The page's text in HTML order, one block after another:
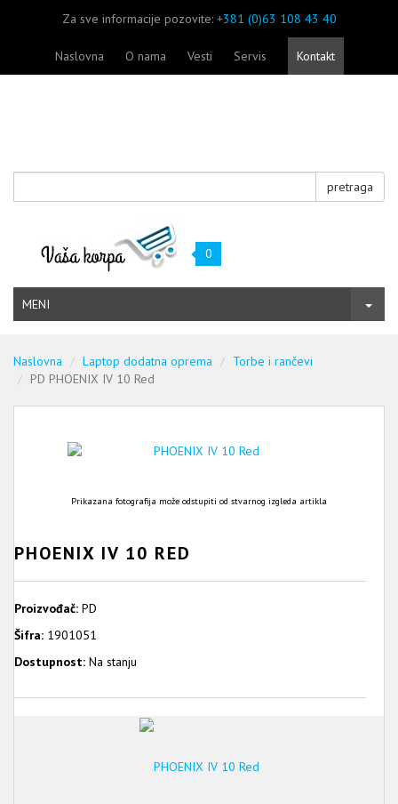
Za sve informacije pozovite: +381 (0)63 108 43 40
Naslovna O nama Vesti Servis Kontakt
pretraga
0
MENI
Naslovna Laptop dodatna oprema
Torbe i rančevi
PD PHOENIX IV 10 Red
Prikazana fotografija može odstupiti od stvarnog izgleda artikla
PHOENIX IV 10 RED
Proizvođač: PD
Šifra: 1901051
Dostupnost: Na stanju